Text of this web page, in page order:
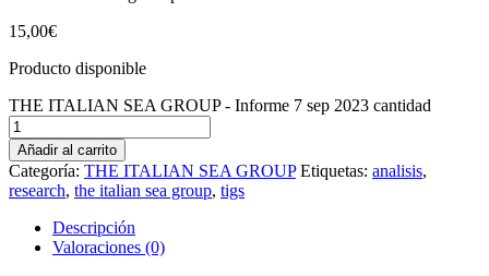
15,00€
Producto disponible
THE ITALIAN SEA GROUP - Informe 7 sep 2023 cantidad
Añadir al carrito
Categoría: THE ITALIAN SEA GROUP Etiquetas: analisis,
research, the italian sea group, tigs
Descripción
Valoraciones (0)